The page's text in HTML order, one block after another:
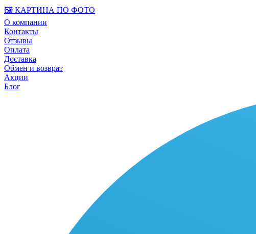
🖼️ КАРТИНА ПО ФОТО
О компании
Контакты
Отзывы
Оплата
Доставка
Обмен и возврат
Акции
Блог